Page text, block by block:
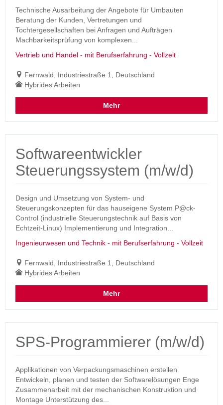
Technische Ausarbeitung der Angebote für Umbauten
Beratung der Kunden, Vertretungen und
Tochtergesellschaften bei Anfragen und Aufträgen
Machbarkeitsprüfung von komplexen...
Vertrieb und Handel - mit Berufserfahrung - Vollzeit
Fernwald, Industriestraße 1, Deutschland
Hybrides Arbeiten
Mehr
Softwareentwickler
Steuerungssystem (m/w/d)
Design und Umsetzung von System- und
Steuerungskonzepten für das hauseigene System P@ck-
Control (industrielle Steuerungstechnik auf Basis von
Echtzeit-Linux) Implementierung und Integration...
Ingenieurwesen und Technik - mit Berufserfahrung - Vollzeit
Fernwald, Industriestraße 1, Deutschland
Hybrides Arbeiten
Mehr
SPS-Programmierer (m/w/d)
Applikationen von Verpackungsmaschinen erstellen
Entwickeln, planen und testen der Softwarelösungen Enge
Zusammenarbeit mit der mechanischen Konstruktion und
Montage Unterstützung des...